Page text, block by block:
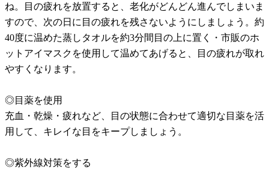
ね。目の疲れを放置すると、老化がどんどん進んでしまいま
すので、次の日に目の疲れを残さないようにしましょう。約
40度に温めた蒸しタオルを約3分間目の上に置く・市販のホ
ットアイマスクを使用して温めてあげると、目の疲れが取れ
やすくなります。
◎目薬を使用
充血・乾燥・疲れなど、目の状態に合わせて適切な目薬を活
用して、キレイな目をキープしましょう。
◎紫外線対策をする